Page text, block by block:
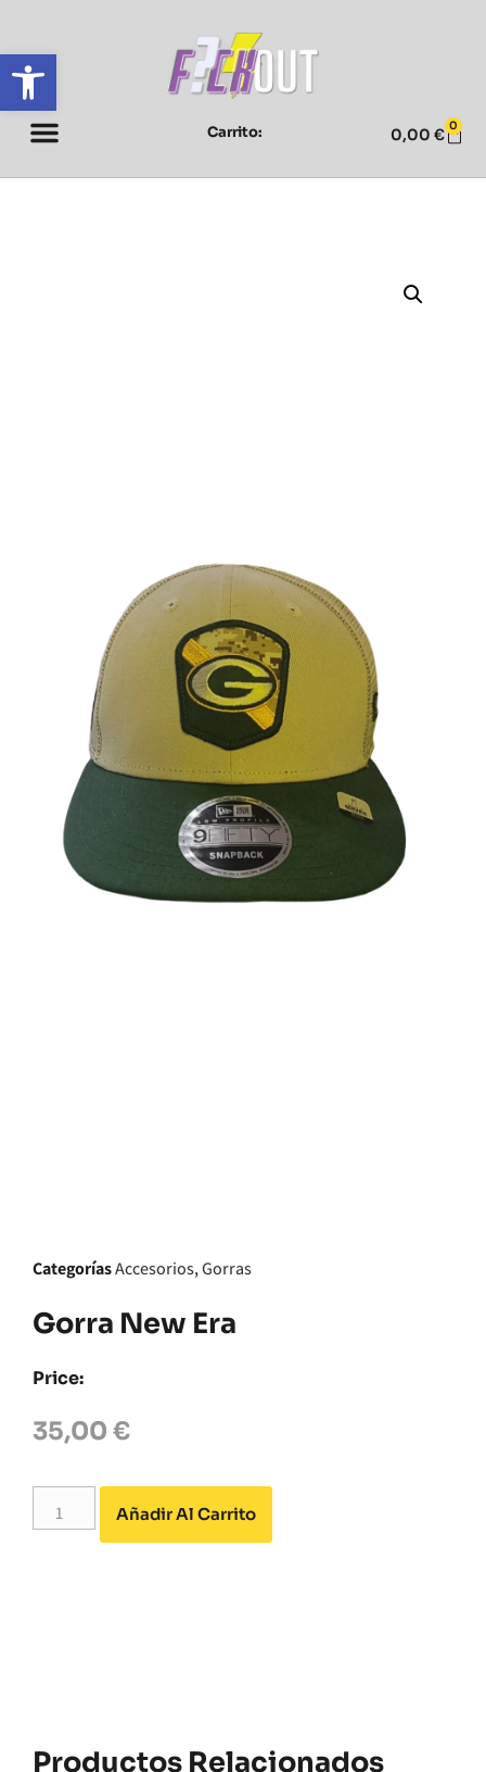
Abrir barra de herramientas
Carrito: 0,00 € 0
CategoríasAccesorios,Gorras
Gorra New Era
Price:
35,00 €
Añadir Al Carrito
Productos Relacionados